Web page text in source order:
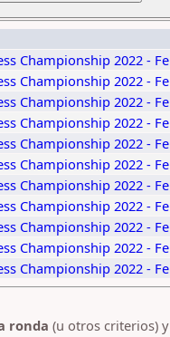
Championship 2022 -
Championship 2022 -
Championship 2022 -
Championship 2022 -
Championship 2022 -
Championship 2022 -
Championship 2022 -
Championship 2022 -
Championship 2022 -
Championship 2022 -
Championship 2022 -
ronda (u otros criterios)